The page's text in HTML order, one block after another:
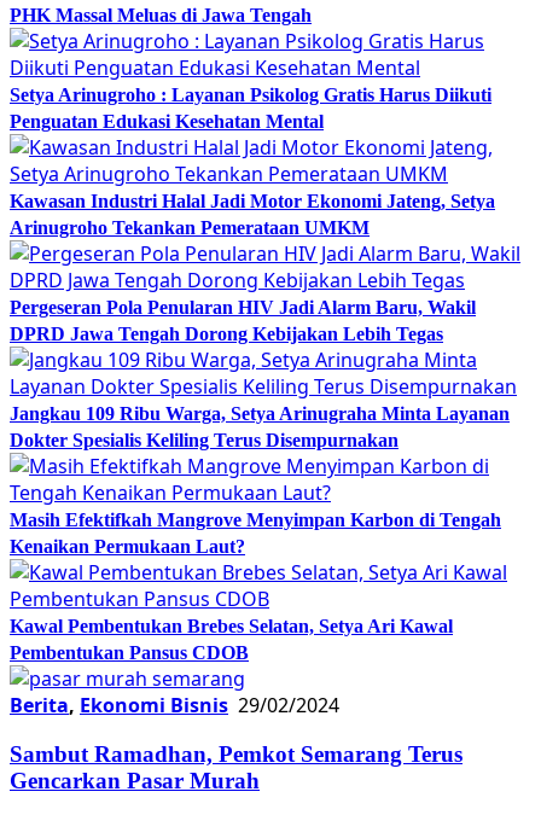
PHK Massal Meluas di Jawa Tengah
Setya Arinugroho : Layanan Psikolog Gratis Harus Diikuti
Penguatan Edukasi Kesehatan Mental
Kawasan Industri Halal Jadi Motor Ekonomi Jateng, Setya
Arinugroho Tekankan Pemerataan UMKM
Pergeseran Pola Penularan HIV Jadi Alarm Baru, Wakil
DPRD Jawa Tengah Dorong Kebijakan Lebih Tegas
Jangkau 109 Ribu Warga, Setya Arinugraha Minta Layanan
Dokter Spesialis Keliling Terus Disempurnakan
Masih Efektifkah Mangrove Menyimpan Karbon di Tengah
Kenaikan Permukaan Laut?
Kawal Pembentukan Brebes Selatan, Setya Ari Kawal
Pembentukan Pansus CDOB
Berita, Ekonomi Bisnis 29/02/2024
Sambut Ramadhan, Pemkot Semarang Terus
Gencarkan Pasar Murah